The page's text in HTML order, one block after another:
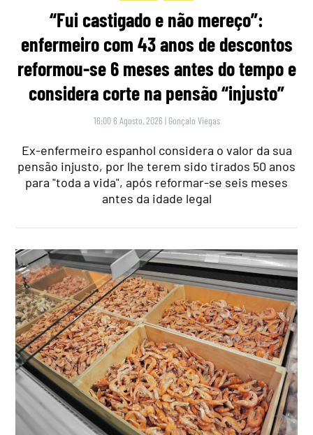
“Fui castigado e não mereço”:
enfermeiro com 43 anos de descontos
reformou-se 6 meses antes do tempo e
considera corte na pensão “injusto”
16:00 6 Agosto, 2026 | Gonçalo Viegas
Ex-enfermeiro espanhol considera o valor da sua
pensão injusto, por lhe terem sido tirados 50 anos
para "toda a vida", após reformar-se seis meses
antes da idade legal